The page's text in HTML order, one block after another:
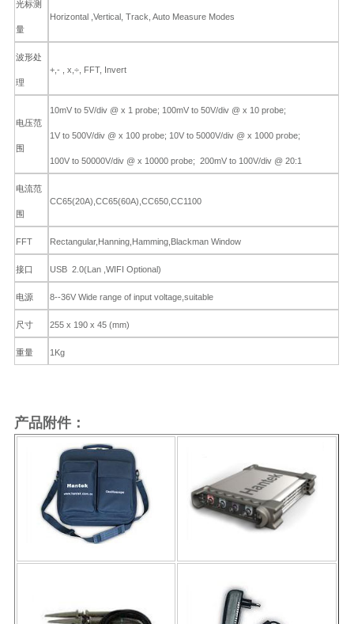
光标测
量
Horizontal ,Vertical, Track, Auto Measure Modes
波形处
理
+,- , x,÷, FFT, Invert
电压范
围
10mV to 5V/div @ x 1 probe; 100mV to 50V/div @ x 10 probe;
1V to 500V/div @ x 100 probe; 10V to 5000V/div @ x 1000 probe;
100V to 50000V/div @ x 10000 probe; 200mV to 100V/div @ 20:1
电流范
围
CC65(20A),CC65(60A),CC650,CC1100
FFT Rectangular,Hanning,Hamming,Blackman Window
接口 USB 2.0(Lan ,WIFI Optional)
电源 8--36V Wide range of input voltage,suitable
尺寸 255 x 190 x 45 (mm)
重量 1Kg
产品附件：